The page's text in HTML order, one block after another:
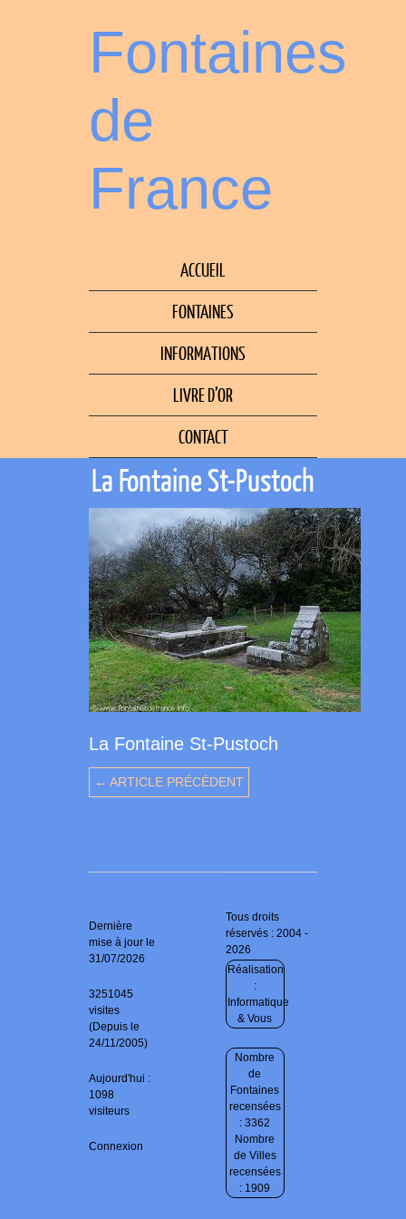
Fontaines
de
France
ACCUEIL
FONTAINES
INFORMATIONS
LIVRE D’OR
CONTACT
La Fontaine St-Pustoch
La Fontaine St-Pustoch
← ARTICLE PRÉCÉDENT
Dernière
mise à jour le
31/07/2026
3251045
visites
(Depuis le
24/11/2005)
Aujourd'hui :
1098
visiteurs
Connexion
Tous droits
réservés : 2004 -
2026
Réalisation
:
Informatique
& Vous
Nombre
de
Fontaines
recensées
: 3362
Nombre
de Villes
recensées
: 1909